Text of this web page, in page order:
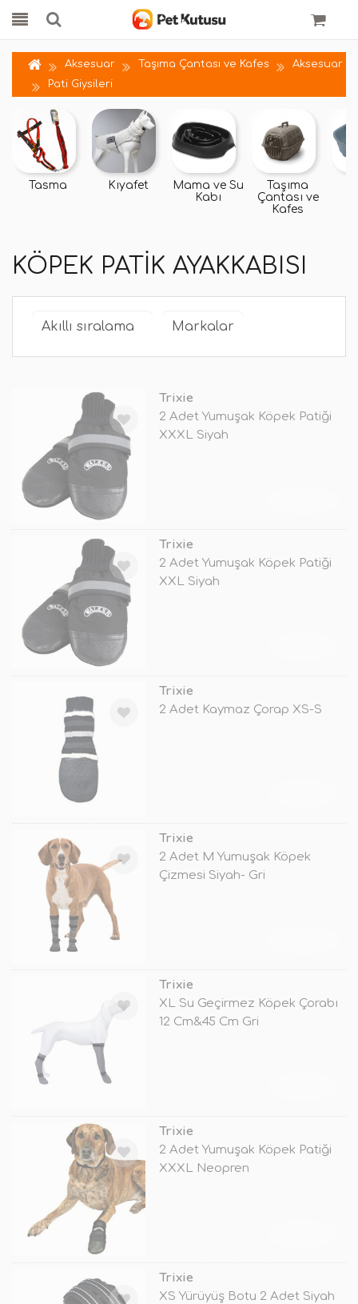
Aksesuar Taşıma Çantası ve Kafes
Aksesuar
Pati Giysileri
Tasma Kıyafet
Mama ve Su
Kabı
Taşıma
Çantası ve
Kafes
KÖPEK PATIK AYAKKABISI
Trixie
2 Adet Yumuşak Köpek Patiği
XXXL Siyah
Trixie
2 Adet Yumuşak Köpek Patiği
XXL Siyah
Trixie
2 Adet Kaymaz Çorap XS-S
Trixie
2 Adet M Yumuşak Köpek
Çizmesi Siyah- Gri
Trixie
XL Su Geçirmez Köpek Çorabı
12 Cm&45 Cm Gri
Trixie
2 Adet Yumuşak Köpek Patiği
XXXL Neopren
Trixie
XS Yürüyüş Botu 2 Adet Siyah